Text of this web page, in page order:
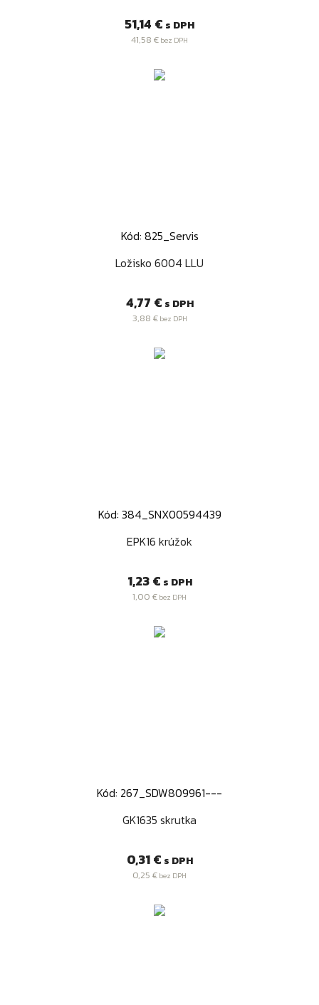
Cena
51,14 € s DPH
41,58 € bez DPH
Kód: 825_Servis
Ložisko 6004 LLU
Cena
4,77 € s DPH
3,88 €bez DPH
Kód: 384_SNX00594439
EPK16 krúžok
Cena
1,23 € s DPH
1,00 € bez DPH
Kód: 267_SDW809961---
GK1635 skrutka
Cena
0,31 € s DPH
0,25 € bez DPH